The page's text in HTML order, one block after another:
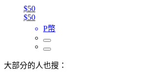
$50
$50
P幣
大部分的人也搜：